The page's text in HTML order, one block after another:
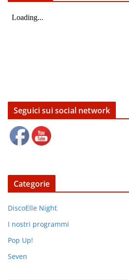
Seguici sui social network
Categorie
DiscoElle Night
I nostri programmi
Pop Up!
Seven